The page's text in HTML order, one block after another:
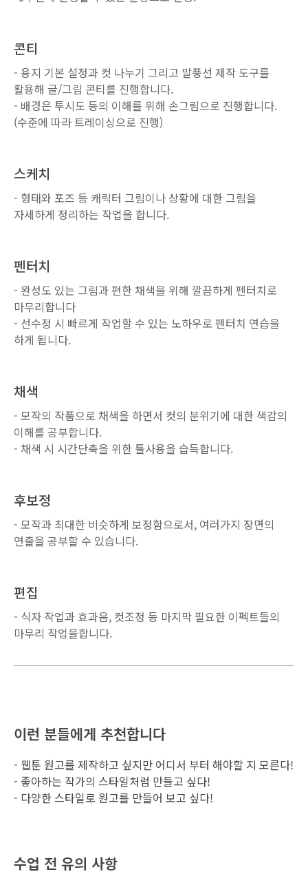
콘티
- 용지 기본 설정과 컷 나누기 그리고 말풍선 제작 도구를
활용해 글/그림 콘티를 진행합니다.
- 배경은 투시도 등의 이해를 위해 손그림으로 진행합니다.
(수준에 따라 트레이싱으로 진행)
스케치
- 형태와 포즈 등 캐릭터 그림이나 상황에 대한 그림을
자세하게 정리하는 작업을 합니다.
펜터치
- 완성도 있는 그림과 편한 채색을 위해 깔끔하게 펜터치로
마무리합니다
- 선수정 시 빠르게 작업할 수 있는 노하우로 펜터치 연습을
하게 됩니다.
채색
- 모작의 작품으로 채색을 하면서 컷의 분위기에 대한 색감의
이해를 공부합니다.
- 채색 시 시간단축을 위한 툴사용을 습득합니다.
후보정
- 모작과 최대한 비슷하게 보정함으로서, 여러가지 장면의
연출을 공부할 수 있습니다.
편집
- 식자 작업과 효과음, 컷조정 등 마지막 필요한 이펙트들의
마무리 작업을합니다.
이런 분들에게 추천합니다
- 웹툰 원고를 제작하고 싶지만 어디서 부터 해야할 지 모른다!
- 좋아하는 작가의 스타일처럼 만들고 싶다!
- 다양한 스타일로 원고를 만들어 보고 싶다!
수업 전 유의 사항